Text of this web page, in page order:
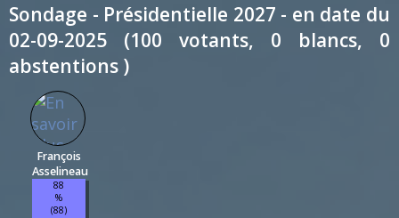
Sondage - Présidentielle 2027 - en date du
02-09-2025 (100 votants, 0 blancs, 0
abstentions )
François
Asselineau
88
%
(88)